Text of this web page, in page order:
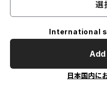
選
International
日本国内に